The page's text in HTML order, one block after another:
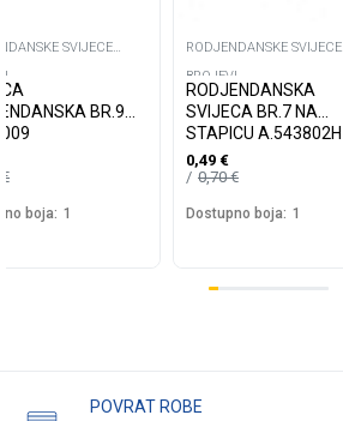
SVIJECE
BR.9
€
boja: 1
RODJENDANSKE SVIJECE
BROJEVI
RODJENDANSKA
SVIJECA BR.7 NA
STAPICU A.543802H
0,49 €
0,70€
Dostupno boja: 1
POVRAT ROBE